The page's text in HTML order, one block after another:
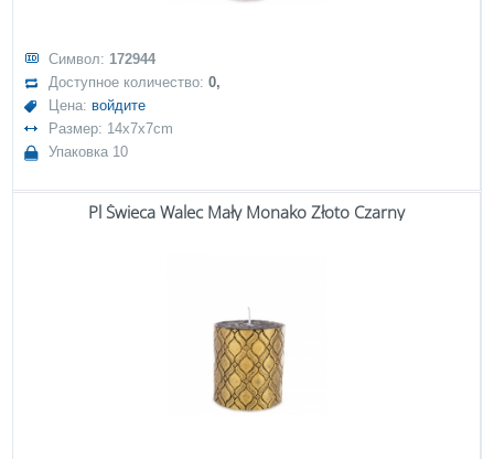
Символ: 172944
Доступное количество:0,
Цена: войдите
Размер: 14x7x7cm
Упаковка 10
Pl Świeca Walec Mały Monako Złoto Czarny